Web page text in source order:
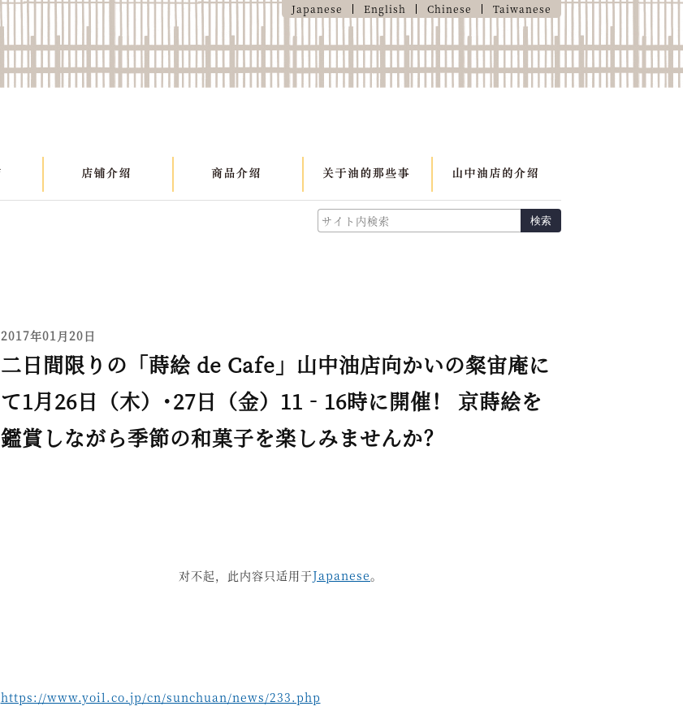
Japanese English Chinese Taiwanese
検索
2017年01月20日
二日間限りの「蒔絵 de Cafe」山中油店向かいの粲宙庵に
て1月26日（木）･27日（金）11‐16時に開催！ 京蒔絵を
鑑賞しながら季節の和菓子を楽しみませんか？
对不起，此内容只适用于Japanese。
https://www.yoil.co.jp/cn/sunchuan/news/233.php